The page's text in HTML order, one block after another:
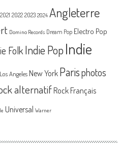
2021 2022 2023 2024 Angleterre
Domino Records Dream Pop Electro Pop
Folk Indie PopIndie
Los Angeles New York Parisphotos
alternatif Rock Français
Universal Warner